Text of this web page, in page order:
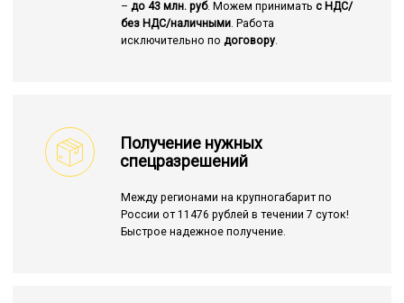
– до 43 млн. руб. Можем принимать с НДС/
без НДС/наличными. Работа
исключительно по договору.
Получение нужных
спецразрешений
Между регионами на крупногабарит по
России от 11476 рублей в течении 7 суток!
Быстрое надежное получение.